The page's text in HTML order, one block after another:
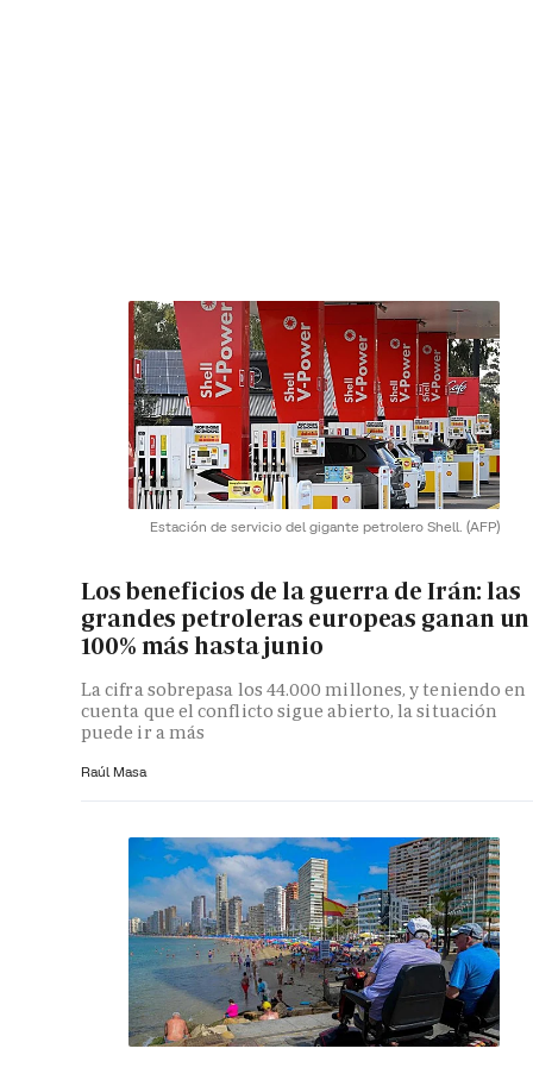
Estación de servicio del gigante petrolero Shell. (AFP)
Los beneficios de la guerra de Irán: las
grandes petroleras europeas ganan un
100% más hasta junio
La cifra sobrepasa los 44.000 millones, y teniendo en
cuenta que el conflicto sigue abierto, la situación
puede ir a más
Raúl Masa